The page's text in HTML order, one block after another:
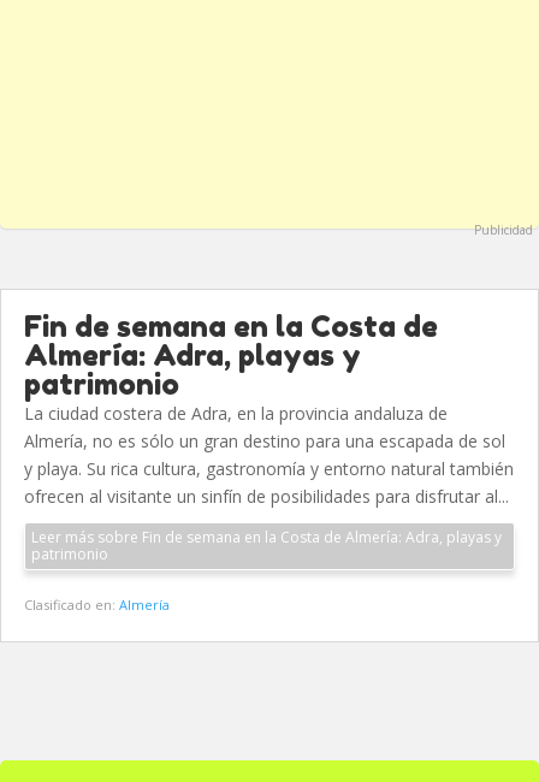
Publicidad
Fin de semana en la Costa de
Almería: Adra, playas y
patrimonio
La ciudad costera de Adra, en la provincia andaluza de
Almería, no es sólo un gran destino para una escapada de sol
y playa. Su rica cultura, gastronomía y entorno natural también
ofrecen al visitante un sinfín de posibilidades para disfrutar al...
Leer más sobre Fin de semana en la Costa de Almería: Adra, playas y
patrimonio
Clasificado en: Almería